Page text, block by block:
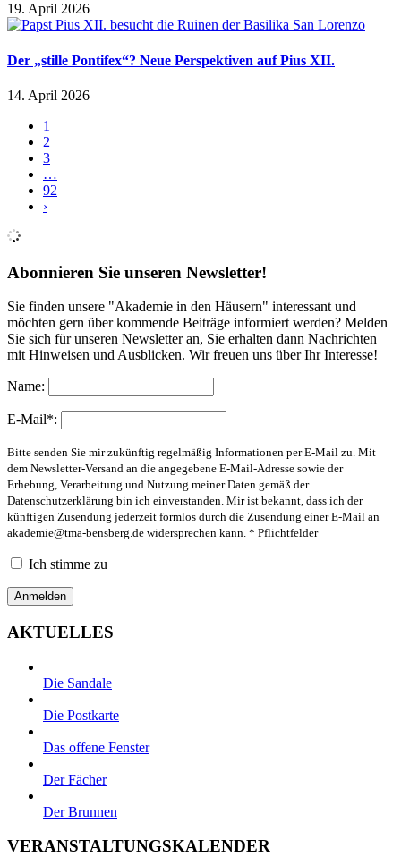
19. April 2026
Der „stille Pontifex“? Neue Perspektiven auf Pius XII.
14. April 2026
1
2
3
…
92
›
Abonnieren Sie unseren Newsletter!
Sie finden unsere "Akademie in den Häusern" interessant und
möchten gern über kommende Beiträge informiert werden? Melden
Sie sich für unseren Newsletter an, Sie erhalten dann Nachrichten
mit Hinweisen und Ausblicken. Wir freuen uns über Ihr Interesse!
Name:
E-Mail*:
Bitte senden Sie mir zukünftig regelmäßig Informationen per E-Mail zu. Mit
dem Newsletter-Versand an die angegebene E-Mail-Adresse sowie der
Erhebung, Verarbeitung und Nutzung meiner Daten gemäß der
Datenschutzerklärung bin ich einverstanden. Mir ist bekannt, dass ich der
künftigen Zusendung jederzeit formlos durch die Zusendung einer E-Mail an
akademie@tma-bensberg.de widersprechen kann. * Pflichtfelder
Ich stimme zu
AKTUELLES
Die Sandale
Die Postkarte
Das offene Fenster
Der Fächer
Der Brunnen
VERANSTALTUNGSKALENDER